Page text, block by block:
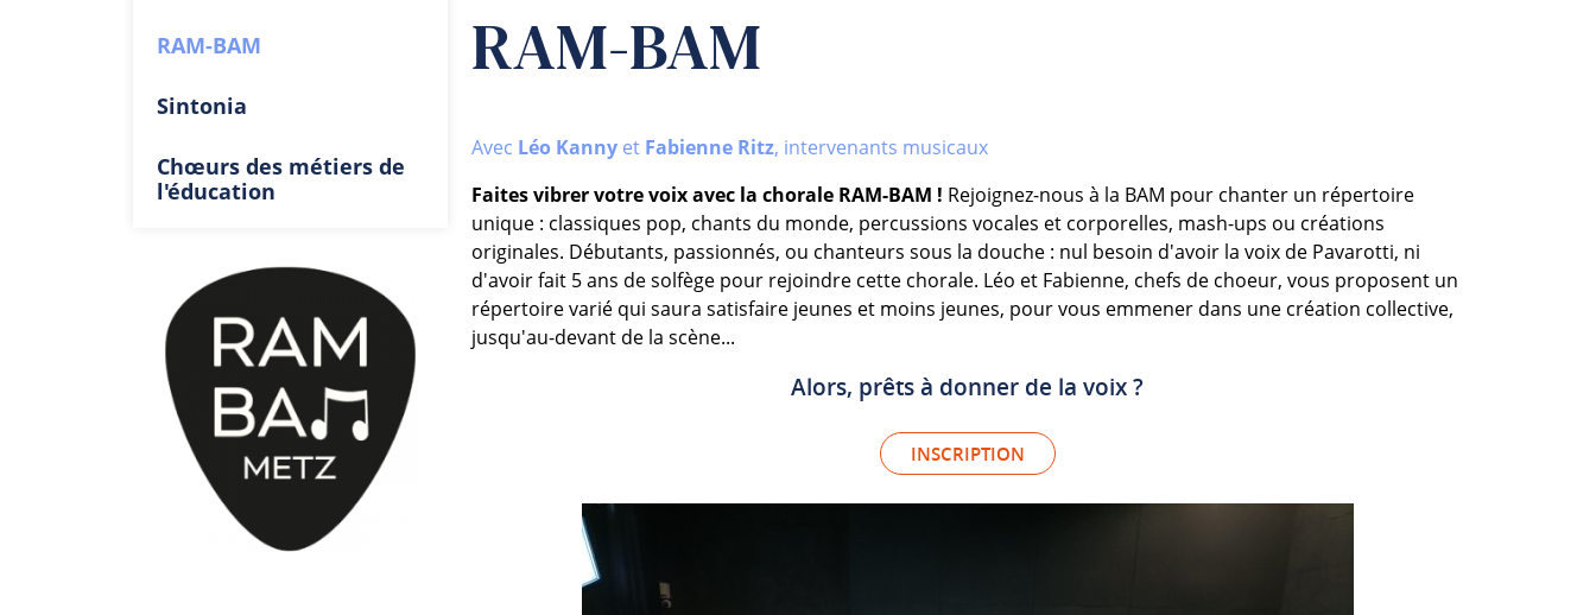
RAM-BAM
Avec Léo Kanny et Fabienne Ritz, intervenants musicaux
Faites vibrer votre voix avec la chorale RAM-BAM ! Rejoignez-nous à la BAM pour chanter un répertoire
unique : classiques pop, chants du monde, percussions vocales et corporelles, mash-ups ou créations
originales. Débutants, passionnés, ou chanteurs sous la douche : nul besoin d'avoir la voix de Pavarotti, ni
d'avoir fait 5 ans de solfège pour rejoindre cette chorale. Léo et Fabienne, chefs de choeur, vous proposent un
répertoire varié qui saura satisfaire jeunes et moins jeunes, pour vous emmener dans une création collective,
jusqu'au-devant de la scène...
Alors, prêts à donner de la voix ?
INSCRIPTION
RAM-BAM
Sintonia
Chœurs des métiers de
l'éducation